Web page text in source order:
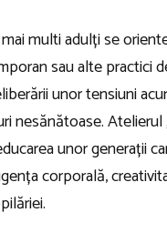
multi adulți se
sau alte practici
unor tensiuni
nesănătoase. Atelierul
unor generații
corporală,